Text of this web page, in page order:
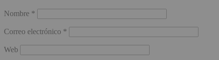
Nombre *
Correo electrónico *
Web